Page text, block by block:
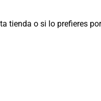
tienda o si lo prefieres